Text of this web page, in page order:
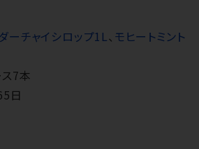
ーチャイシロップ1L 、 モヒートミント
ス7本
日